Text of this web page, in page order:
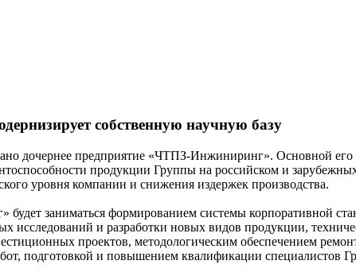
собственную научную базу
дочернее предприятие «ЧТПЗ-Инжиниринг». Основной его
продукции Группы на российском и
уровня компании и снижения издержек производства.
заниматься формированием системы корпоративной
исследований и разработки новых видов продукции,
проектов, методологическим обеспечением
подготовкой и повышением квалификации специалистов